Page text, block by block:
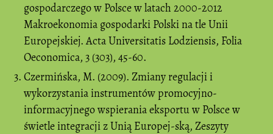
gospodarczego w Polsce w latach 2000-2012
Makroekonomia gospodarki Polski na tle Unii
Europejskiej. Acta Universitatis Lodziensis, Folia
Oeconomica, 3 (303), 45-60.
Czermińska, M. (2009). Zmiany regulacji i
wykorzystania instrumentów promocyjno-
informacyjnego wspierania eksportu w Polsce w
świetle integracji z Unią Europej-ską, Zeszyty